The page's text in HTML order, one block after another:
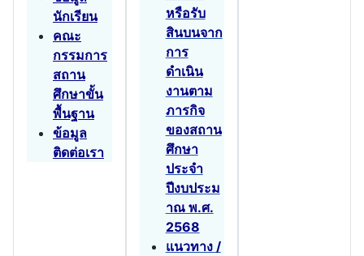
นักเรียน
คณะ
กรรมการ
สถาน
ศึกษาขั้น
พื้นฐาน
ข้อมูล
ติดต่อเรา
หรือรับ
สินบนจาก
การ
ดำเนิน
งานตาม
ภารกิจ
ของสถาน
ศึกษา
ประจำ
ปีงบประม
าณ พ.ศ.
2568
แนวทาง /